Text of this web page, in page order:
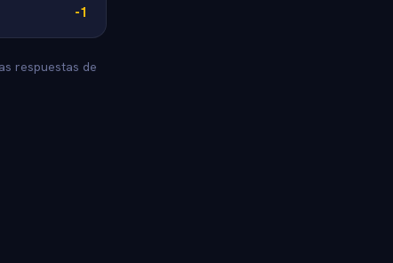
-1
respuestas de